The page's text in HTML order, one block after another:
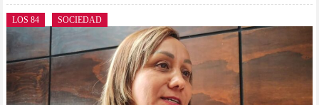
LOS 84 SOCIEDAD